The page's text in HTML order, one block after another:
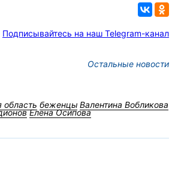
Подписывайтесь на наш Telegram-канал
Остальные новости
область беженцы Валентина Вобликова
Елена Осипова